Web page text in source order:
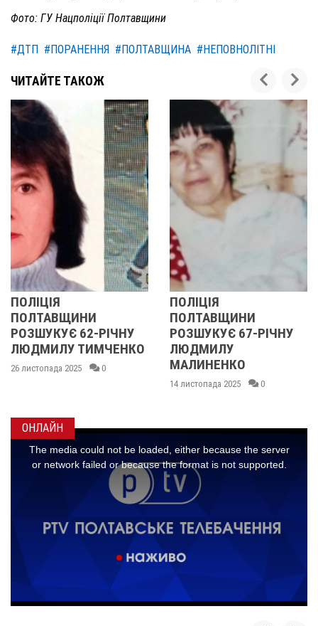
Фото: ГУ Нацполіції Полтавщини
#ДТП #ПОРАНЕННЯ #ПОЛТАВЩИНА #НЕПОВНОЛІТНІ
ЧИТАЙТЕ ТАКОЖ
ПОЛІЦІЯ
ПОЛТАВЩИНИ
РОЗШУКУЄ 62-РІЧНУ
ЛЮДМИЛУ ТИМЧЕНКО
26 листопада 2025 0
ПОЛІЦІЯ
ПОЛТАВЩИНИ
РОЗШУКУЄ 67-РІЧНУ
ЛЮДМИЛУ
МАЛИНЕНКО
14 листопада 2025 0
ОНЛАЙН